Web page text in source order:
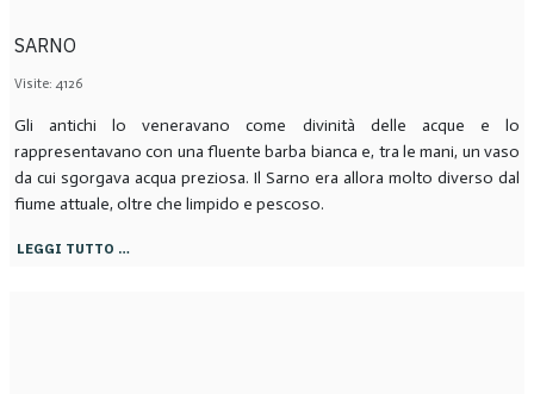
SARNO
Visite: 4126
Gli antichi lo veneravano come divinità delle acque e lo
rappresentavano con una fluente barba bianca e, tra le mani, un vaso
da cui sgorgava acqua preziosa. Il Sarno era allora molto diverso dal
fiume attuale, oltre che limpido e pescoso.
LEGGI TUTTO …